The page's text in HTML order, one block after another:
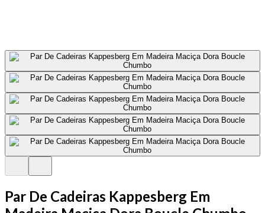
Par De Cadeiras Kappesberg Em